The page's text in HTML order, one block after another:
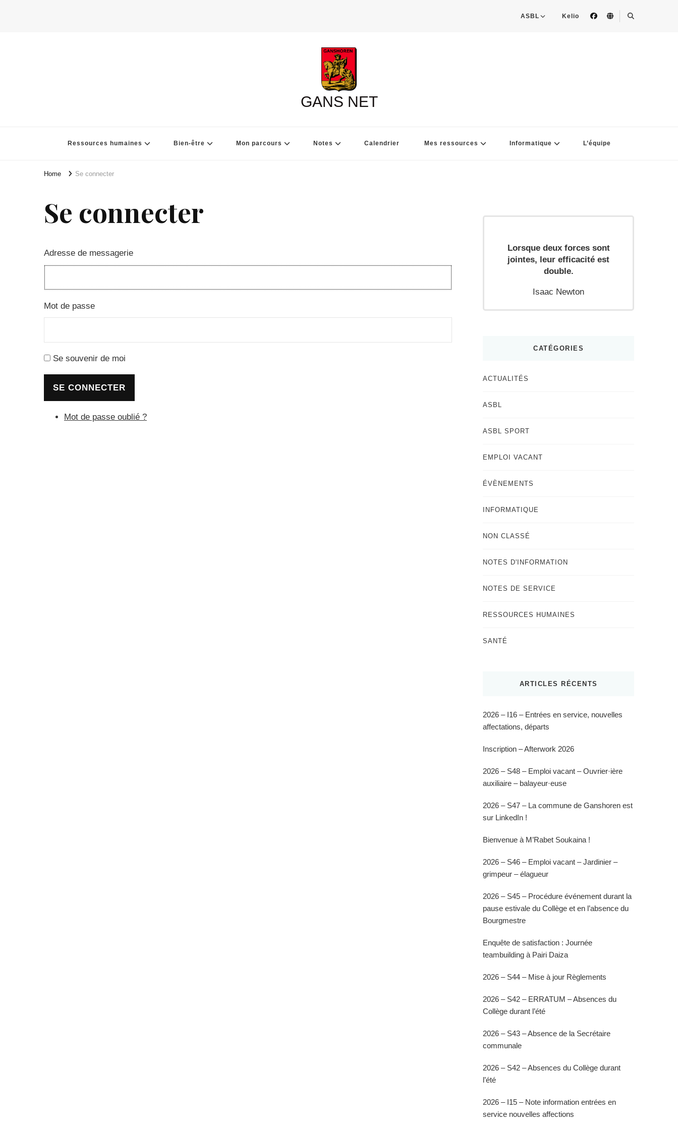
ASBL Kelio
GANS NET
Ressources humaines Bien-être Mon parcours Notes Calendrier Mes ressources Informatique L’équipe
Home Se connecter
Se connecter
Adresse de messagerie
Mot de passe
Se souvenir de moi
SE CONNECTER
Mot de passe oublié ?
Lorsque deux forces sont
jointes, leur efficacité est
double.
Isaac Newton
CATÉGORIES
ACTUALITÉS
ASBL
ASBL SPORT
EMPLOI VACANT
ÉVÈNEMENTS
INFORMATIQUE
NON CLASSÉ
NOTES D'INFORMATION
NOTES DE SERVICE
RESSOURCES HUMAINES
SANTÉ
ARTICLES RÉCENTS
2026 – I16 – Entrées en service, nouvelles
affectations, départs
Inscription – Afterwork 2026
2026 – S48 – Emploi vacant – Ouvrier·ière
auxiliaire – balayeur·euse
2026 – S47 – La commune de Ganshoren est
sur LinkedIn !
Bienvenue à M’Rabet Soukaina !
2026 – S46 – Emploi vacant – Jardinier –
grimpeur – élagueur
2026 – S45 – Procédure événement durant la
pause estivale du Collège et en l’absence du
Bourgmestre
Enquête de satisfaction : Journée
teambuilding à Pairi Daiza
2026 – S44 – Mise à jour Règlements
2026 – S42 – ERRATUM – Absences du
Collège durant l’été
2026 – S43 – Absence de la Secrétaire
communale
2026 – S42 – Absences du Collège durant
l’été
2026 – I15 – Note information entrées en
service nouvelles affections